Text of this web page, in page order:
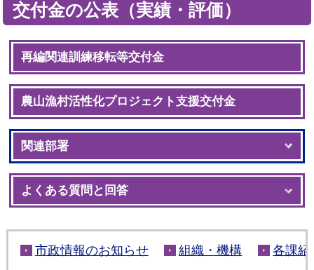
交付金の公表（実績・評価）
再編関連訓練移転等交付金
農山漁村活性化プロジェクト支援交付金
関連部署
よくある質問と回答
市政情報のお知らせ 組織・機構 各課紹